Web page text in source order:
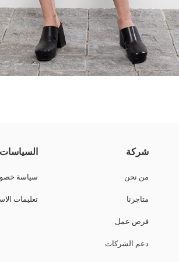
حرارة منخفضة مع الألوان المشابهة؛ وبهذه
شركة
من نحن
متاجرنا
فرص عمل
دعم الشركات
السياسات
سياسة
تعليمات